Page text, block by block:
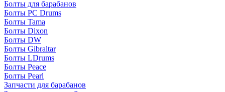
Болты для барабанов
Болты PC Drums
Болты Tama
Болты Dixon
Болты DW
Болты Gibraltar
Болты LDrums
Болты Peace
Болты Pearl
Запчасти для барабанов